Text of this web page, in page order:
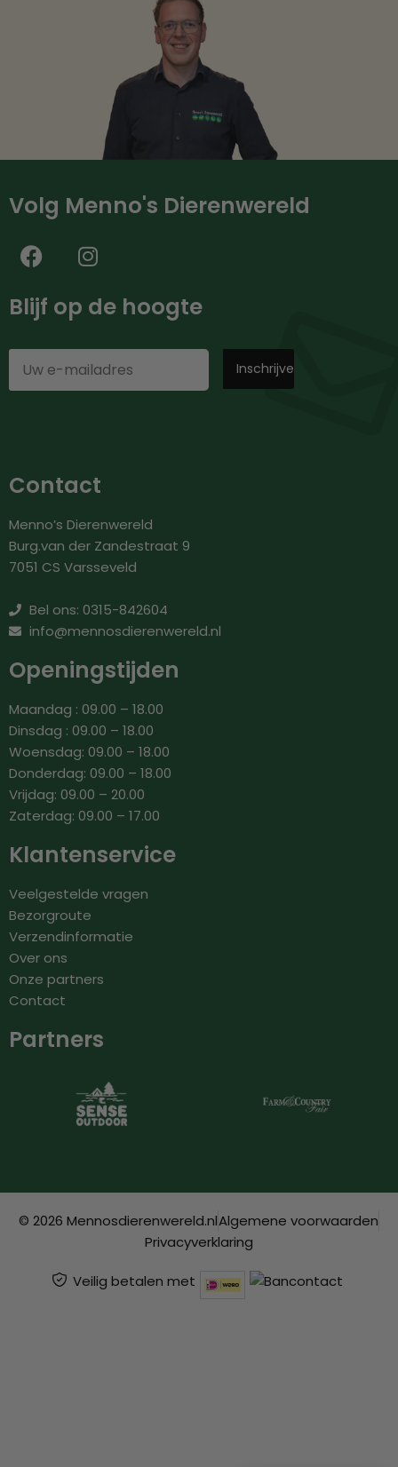
Volg Menno's Dierenwereld
Blijf op de hoogte
Contact
Menno’s Dierenwereld
Burg.van der Zandestraat 9
7051 CS Varsseveld
Bel ons: 0315-842604
info@mennosdierenwereld.nl
Openingstijden
Maandag : 09.00 – 18.00
Dinsdag : 09.00 – 18.00
Woensdag: 09.00 – 18.00
Donderdag: 09.00 – 18.00
Vrijdag: 09.00 – 20.00
Zaterdag: 09.00 – 17.00
Klantenservice
Veelgestelde vragen
Bezorgroute
Verzendinformatie
Over ons
Onze partners
Contact
Partners
© 2026 Mennosdierenwereld.nlAlgemene voorwaarden
Privacyverklaring
Veilig betalen met